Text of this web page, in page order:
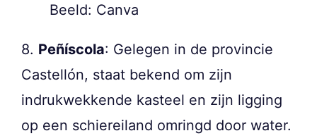
Beeld: Canva
8. Peñíscola: Gelegen in de provincie
Castellón, staat bekend om zijn
indrukwekkende kasteel en zijn ligging
op een schiereiland omringd door water.